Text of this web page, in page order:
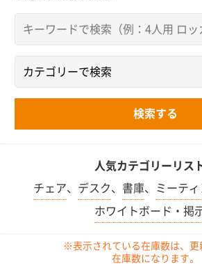
人気カテゴリーリス
チェア、 デスク、 書庫、 ミーテ
ホワイトボード・掲
※表示されている在庫数は、更
在庫数になります。